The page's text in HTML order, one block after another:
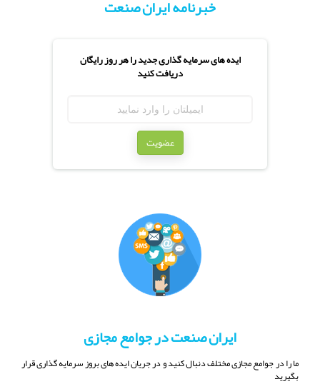
خبرنامه ایران صنعت
ایده های سرمایه گذاری جدید را هر روز رایگان
دریافت کنید
عضویت
ایران صنعت در جوامع مجازی
ما را در جوامع مجازی مختلف دنبال کنید و در جریان ایده های بروز سرمایه گذاری قرار
بگیرید